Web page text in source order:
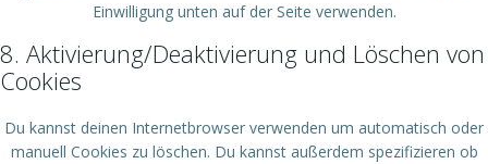
Einwilligung unten auf der Seite verwenden.
8. Aktivierung/Deaktivierung und Löschen von
Cookies
Du kannst deinen Internetbrowser verwenden um automatisch oder
manuell Cookies zu löschen. Du kannst außerdem spezifizieren ob